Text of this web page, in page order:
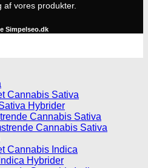
af vores produkter.
Simpelseo.dk
Cannabis Sativa
Hybrider
Cannabis Sativa
Cannabis Sativa
Cannabis Indica
Hybrider